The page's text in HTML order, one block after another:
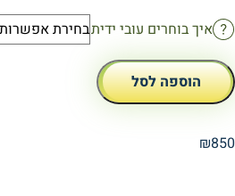
איך בוחרים עובי ידית
הוספה לסל
₪850